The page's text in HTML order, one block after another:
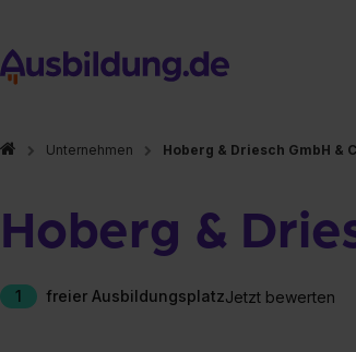
Unternehmen Hoberg & Driesch GmbH &
Hoberg &
1 freier AusbildungsplatzJetzt bewerten